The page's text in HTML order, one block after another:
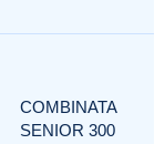
COMBINATA
SENIOR 300